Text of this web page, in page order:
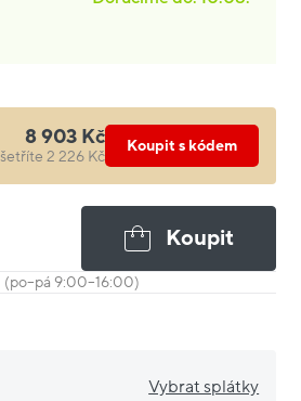
8 903 Kč
2 226 Kč
Koupit s kódem
Koupit
(po–pá 9:00–16:00)
Vybrat splátky